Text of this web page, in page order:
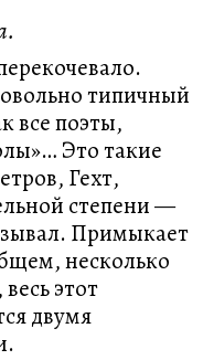
типичный
все поэты,
Это такие
Гехт,
степени —
Примыкает
несколько
этот
двумя